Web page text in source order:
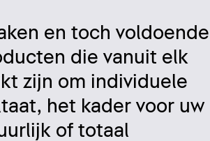
en toch voldoende
die vanuit elk
zijn om individuele
het kader voor uw
of totaal